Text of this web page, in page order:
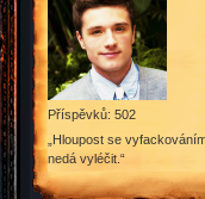
Příspěvků: 502
„Hloupost se
nedá vyléčit.“